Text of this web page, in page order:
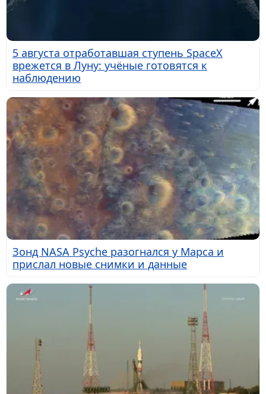
5 августа отработавшая ступень SpaceX
врежется в Луну: учёные готовятся к
наблюдению
Зонд NASA Psyche разогнался у Марса и
прислал новые снимки и данные